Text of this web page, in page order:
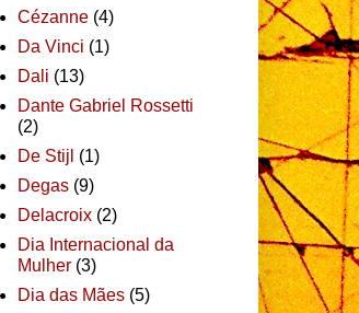
Cézanne (4)
Da Vinci (1)
Dali (13)
Dante Gabriel Rossetti
(2)
De Stijl (1)
Degas (9)
Delacroix (2)
Dia Internacional da
Mulher (3)
Dia das Mães (5)